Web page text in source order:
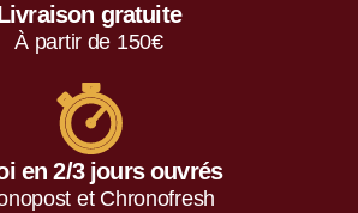
gratuite
À partir de 150€
en 2/3 jours ouvrés
et Chronofresh